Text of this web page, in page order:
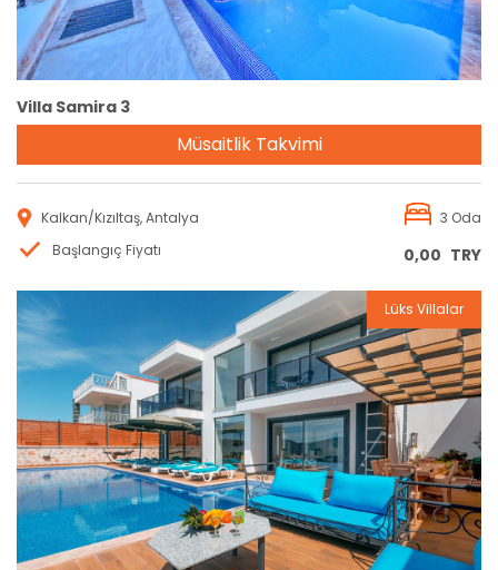
Villa Samira 3
Müsaitlik Takvimi
Kalkan/Kızıltaş, Antalya
3 Oda
Başlangıç Fiyatı
0,00 TRY
Rezervasyon
Lüks Villalar